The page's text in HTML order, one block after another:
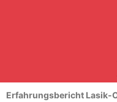
Erfahrungsbericht Lasik-